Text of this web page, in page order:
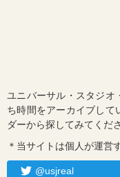
ユニバーサル・スタジオ
ち時間をアーカイブして
ダーから探してみてくだ
＊当サイトは個人が運営
@usjreal